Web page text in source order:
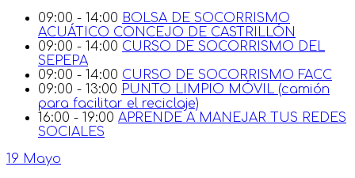
09:00 - 14:00 BOLSA DE SOCORRISMO
ACUÁTICO CONCEJO DE CASTRILLÓN
09:00 - 14:00 CURSO DE SOCORRISMO DEL
SEPEPA
09:00 - 14:00 CURSO DE SOCORRISMO FACC
09:00 - 13:00 PUNTO LIMPIO MÓVIL (camión
para facilitar el reciclaje)
16:00 - 19:00 APRENDE A MANEJAR TUS REDES
SOCIALES
19 Mayo